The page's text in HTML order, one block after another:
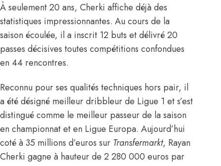
À seulement 20 ans, Cherki affiche déjà des
statistiques impressionnantes. Au cours de la
saison écoulée, il a inscrit 12 buts et délivré 20
passes décisives toutes compétitions confondues
en 44 rencontres.
Reconnu pour ses qualités techniques hors pair, il
a été désigné meilleur dribbleur de Ligue 1 et s’est
distingué comme le meilleur passeur de la saison
en championnat et en Ligue Europa. Aujourd’hui
coté à 35 millions d’euros sur Transfermarkt, Rayan
Cherki gagne à hauteur de 2 280 000 euros par